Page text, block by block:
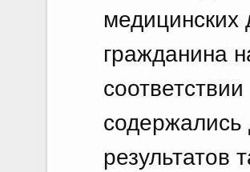
медицинских
гражданина
содержались
результатов